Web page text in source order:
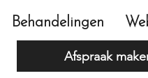
Behandelingen
Afspraak